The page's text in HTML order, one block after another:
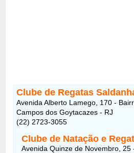
Clube de Regatas
Avenida Alberto Lamego, 170 -
Campos dos Goytacazes - RJ
(22) 2723-3055
Clube de Natação e
Avenida Quinze de Novembro, 25